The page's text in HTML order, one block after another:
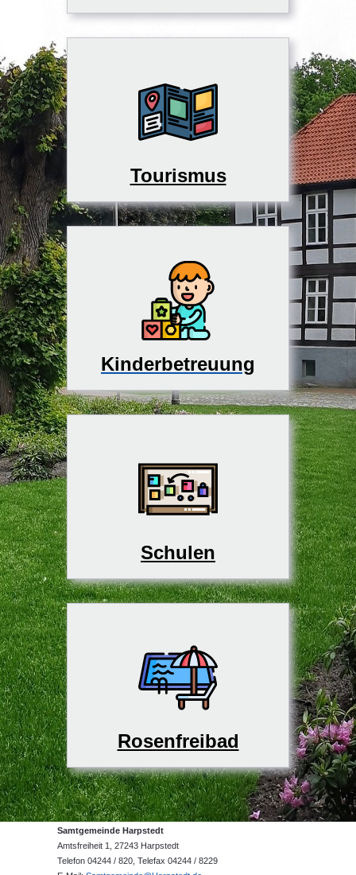
Tourismus
Kinderbetreuung
Schulen
Rosenfreibad
Samtgemeinde Harpstedt
Amtsfreiheit 1, 27243 Harpstedt
Telefon 04244 / 820, Telefax 04244 / 8229